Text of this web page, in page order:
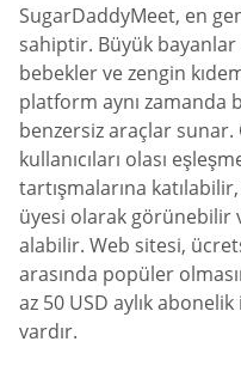
SugarDaddyMeet, en
sahiptir. Büyük bayanlar
bebekler ve zengin
platform aynı zamanda
benzersiz araçlar
kullanıcıları olası
tartışmalarına
üyesi olarak görünebilir
alabilir. Web sitesi,
arasında popüler
az 50 USD aylık
vardır.